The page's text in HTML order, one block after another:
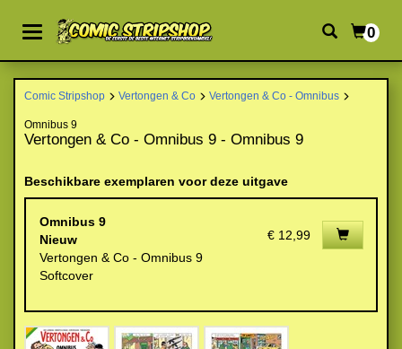
0
Comic Stripshop Vertongen & Co Vertongen & Co - Omnibus
Omnibus 9
Vertongen & Co - Omnibus 9 - Omnibus 9
Beschikbare exemplaren voor deze uitgave
Omnibus 9
Nieuw
Vertongen & Co - Omnibus 9
Softcover
€ 12,99